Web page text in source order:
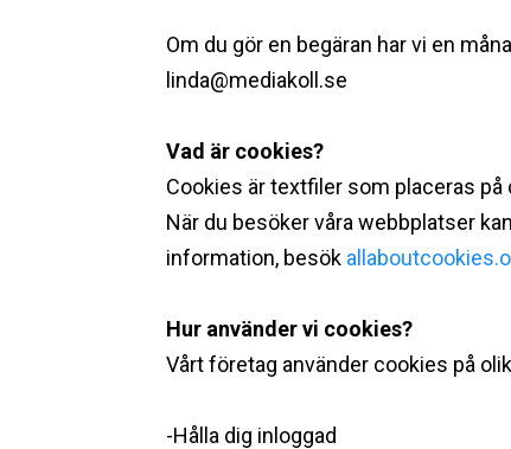
Om du gör en begäran har vi en
linda@mediakoll.se
Vad är cookies? ‍
Cookies är textfiler som placeras
När du besöker våra webbplatser
information, besök
Hur använder vi cookies? ‍
Vårt företag använder cookies på
-Hålla dig inloggad